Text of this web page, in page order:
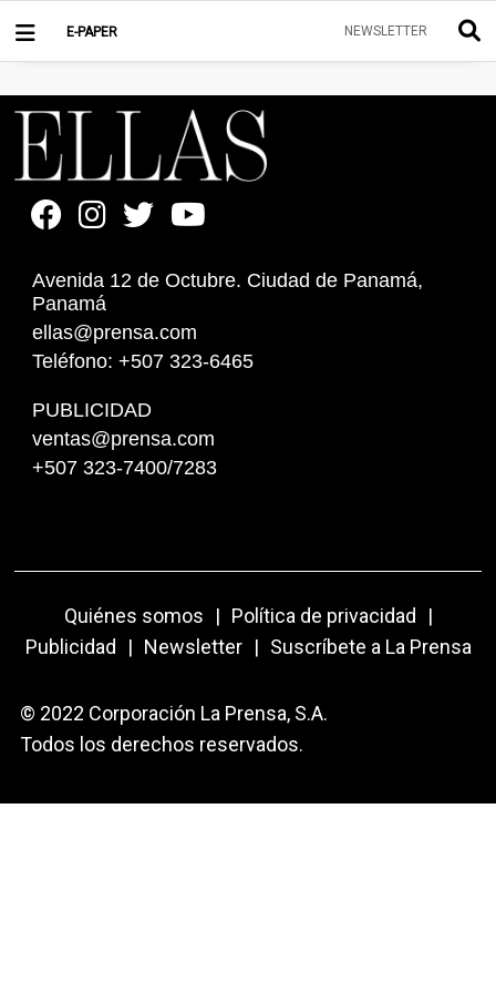
E-PAPER NEWSLETTER
Avenida 12 de Octubre. Ciudad de Panamá,
Panamá
ellas@prensa.com
Teléfono: +507 323-6465
PUBLICIDAD
ventas@prensa.com
+507 323-7400/7283
Quiénes somos | Política de privacidad
|
Publicidad
| Newsletter | Suscríbete a La Prensa
© 2022 Corporación La Prensa, S.A.
Todos los derechos reservados.